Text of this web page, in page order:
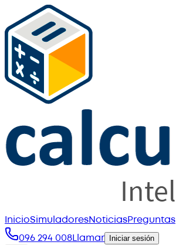
InicioSimuladoresNoticiasPreguntas
096 294 008Llamar Iniciar sesión